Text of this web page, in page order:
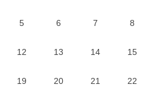
5 6 7 8
12 13 14 15
19 20 21 22